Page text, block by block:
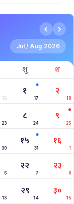
Jul / Aug 2026
शु श
16
१
17
२
18
23
८
24
९
25
30
१५
31
१६
1
6
२२
7
२३
8
13
२९
14
३०
15